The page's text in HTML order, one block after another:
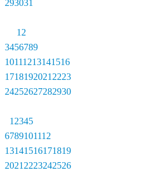
293031
1 2
3456789
10111213141516
1718192021 2223
24252627282930
1 2345
6789101112
13141516171819
2021 2223242526